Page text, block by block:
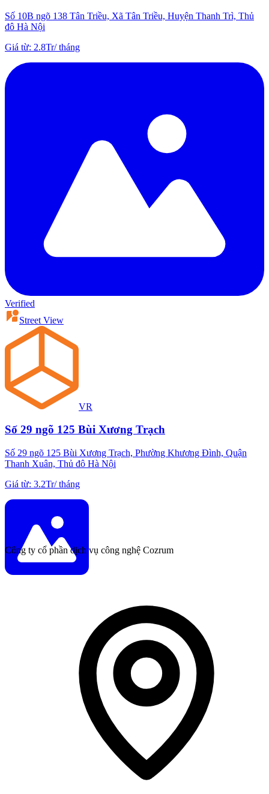
Số 10B ngõ 138 Tân Triều, Xã Tân Triều, Huyện Thanh Trì, Thủ
đô Hà Nội
Giá từ: 2.8Tr/tháng
Verified
Street View
VR
Số 29 ngõ 125 Bùi Xương Trạch
Số 29 ngõ 125 Bùi Xương Trạch, Phường Khương Đình, Quận
Thanh Xuân, Thủ đô Hà Nội
Giá từ: 3.2Tr/tháng
Công ty cổ phần dịch vụ công nghệ Cozrum